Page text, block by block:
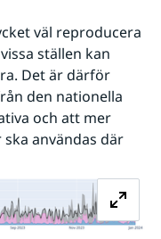
väl reproducera
ställen kan
Det är därför
den nationella
och att mer
användas där